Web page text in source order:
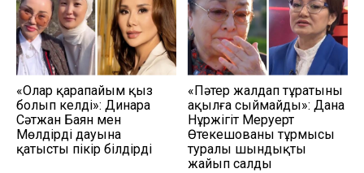
«Олар қарапайым қыз
болып келді»: Динара
Сәтжан Баян мен
Мөлдірдің дауына
қатысты пікір білдірді
«Пәтер жалдап тұратыны
ақылға сыймайды»: Дана
Нұржігіт Меруерт
Өтекешованың тұрмысы
туралы шындықты
жайып салды